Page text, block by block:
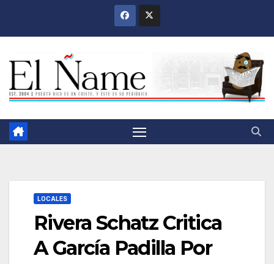
LOCALES
Rivera Schatz Critica
A García Padilla Por